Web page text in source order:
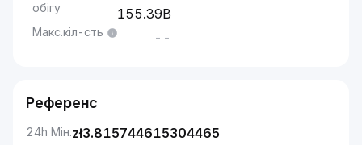
обігу
155.39B
Макс.кіл-сть --
Референс
24h Мін.zł3.815744615304465